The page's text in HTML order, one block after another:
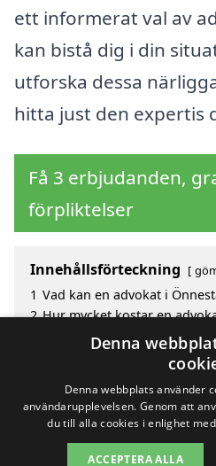
ett informerat val av
kan bistå dig i din
utforska dessa
hitta just den expertis
Få 3 erbjudanden,
förpliktelser
Innehållsförteckning
1 Vad kan en advokat i
2 Hur mycket kostar en
Fördelar med att välja
Sök efter en skicklig
Copyright 2026
Denna
Denna webbplats använder
användarupplevelsen. Genom att
du till alla cookies i enlighet
ACCEPTERA ALLA